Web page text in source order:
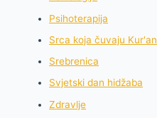
Psihoterapija
Srca koja čuvaju Kur'an
Srebrenica
Svjetski dan hidžaba
Zdravlje